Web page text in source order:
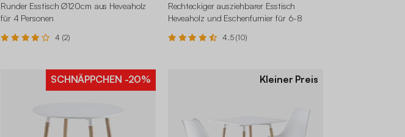
Runder Esstisch Ø120cm aus Heveaholz
für 4 Personen
4 (2)
Rechteckiger ausziehbarer Esstisch
Heveaholz und Eschenfurnier für 6-8
4.5 (10)
SCHNÄPPCHEN -20% Kleiner Preis